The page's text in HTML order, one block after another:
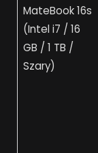
MateBook 16s
(Intel i7 / 16
GB / 1 TB /
Szary)